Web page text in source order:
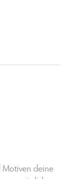
Motiven deine